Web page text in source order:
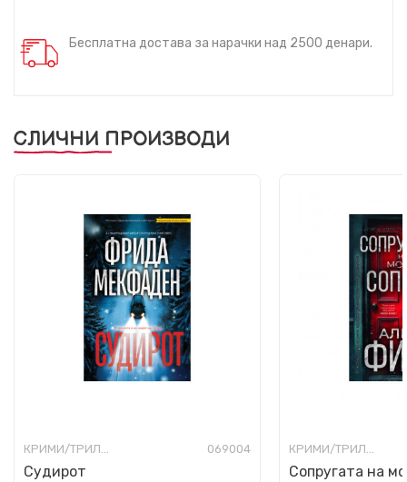
Бесплатна достава за нарачки над 2500 денари.
СЛИЧНИ ПРОИЗВОДИ
КРИМИ/ТРИЛЕР 069004
Судирот
КРИМИ/ТРИЛЕР
Сопругата на